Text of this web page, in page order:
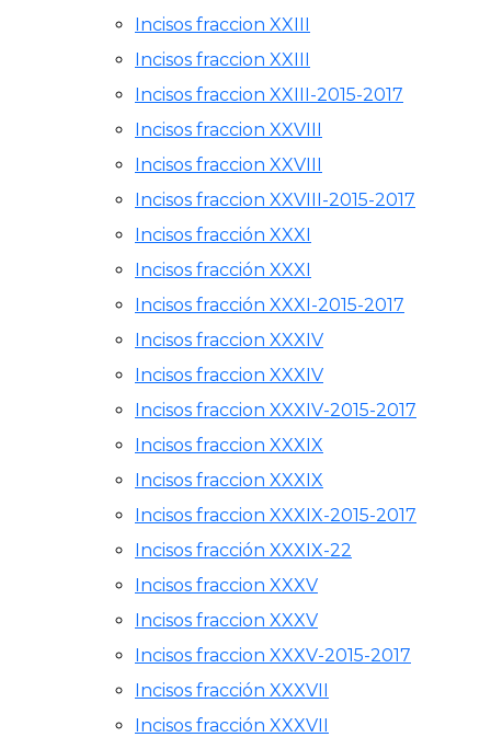
Incisos fraccion XXIII
Incisos fraccion XXIII
Incisos fraccion XXIII-2015-2017
Incisos fraccion XXVIII
Incisos fraccion XXVIII
Incisos fraccion XXVIII-2015-2017
Incisos fracción XXXI
Incisos fracción XXXI
Incisos fracción XXXI-2015-2017
Incisos fraccion XXXIV
Incisos fraccion XXXIV
Incisos fraccion XXXIV-2015-2017
Incisos fraccion XXXIX
Incisos fraccion XXXIX
Incisos fraccion XXXIX-2015-2017
Incisos fracción XXXIX-22
Incisos fraccion XXXV
Incisos fraccion XXXV
Incisos fraccion XXXV-2015-2017
Incisos fracción XXXVII
Incisos fracción XXXVII